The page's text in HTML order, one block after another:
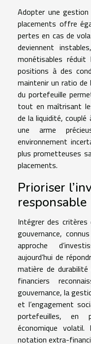
Adopter une
placements offre
pertes en cas de
deviennent
monétisables
positions à des
maintenir un ratio de
du portefeuille
tout en maîtrisant
de la liquidité,
une arme
environnement
plus prometteuses
placements.
Prioriser
responsable
Intégrer des critères
gouvernance,
approche
aujourd’hui de
matière de
financiers
gouvernance, la
et l’engagement
portefeuilles, en
économique
notation extra-